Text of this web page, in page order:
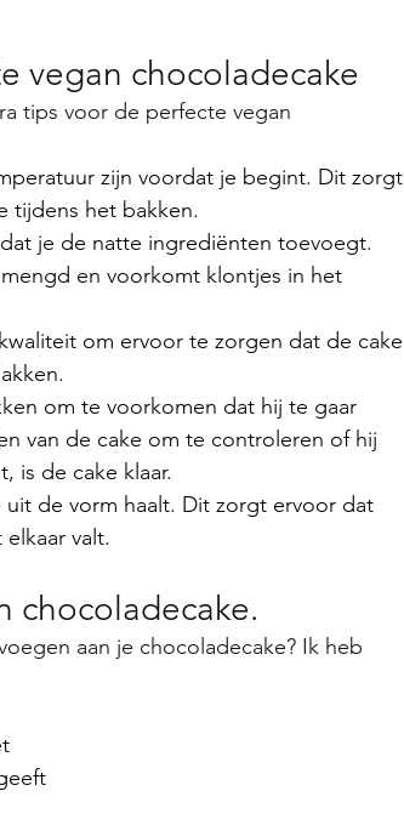
vegan chocoladecake
tips voor de perfecte vegan
zijn voordat je begint. Dit zorgt
tijdens het bakken.
je de natte ingrediënten toevoegt.
en voorkomt klontjes in het
om ervoor te zorgen dat de cake
om te voorkomen dat hij te gaar
van de cake om te controleren of hij
is de cake klaar.
de vorm haalt. Dit zorgt ervoor dat
valt.
chocoladecake.
aan je chocoladecake? Ik heb